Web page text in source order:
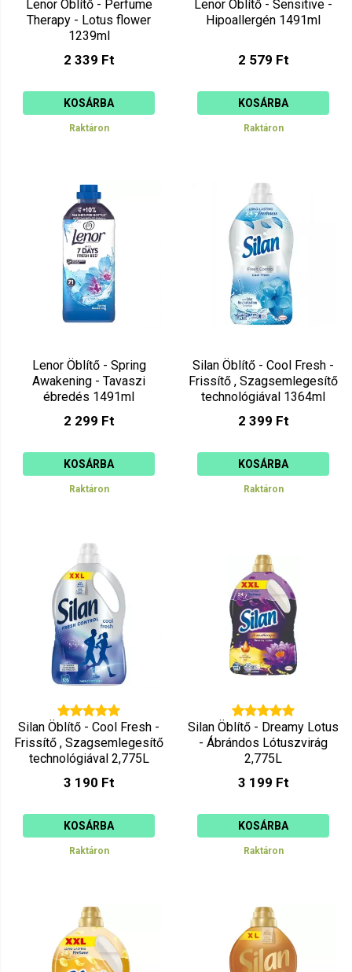
Lenor Öblítő - Perfume
Therapy - Lotus flower
1239ml
2 339 Ft
KOSÁRBA
Raktáron
Lenor Öblítő - Sensitive -
Hipoallergén 1491ml
2 579 Ft
KOSÁRBA
Raktáron
Lenor Öblítő - Spring
Awakening - Tavaszi
ébredés 1491ml
2 299 Ft
KOSÁRBA
Raktáron
Silan Öblítő - Cool Fresh -
Frissítő , Szagsemlegesítő
technológiával 1364ml
2 399 Ft
KOSÁRBA
Raktáron
Silan Öblítő - Cool Fresh -
Frissítő , Szagsemlegesítő
technológiával 2,775L
3 190 Ft
KOSÁRBA
Raktáron
Silan Öblítő - Dreamy Lotus
- Ábrándos Lótuszvirág
2,775L
3 199 Ft
KOSÁRBA
Raktáron